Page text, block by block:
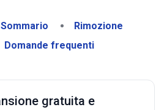
Sommario
Rimozione
Domande frequenti
gratuita e